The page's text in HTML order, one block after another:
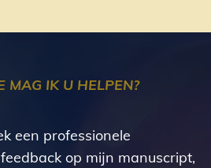
MAG IK U HELPEN?
een professionele
op mijn manuscript,